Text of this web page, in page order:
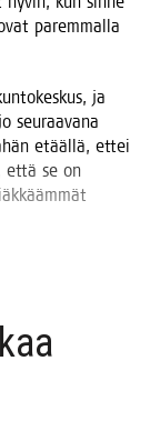
parem­mal­la
ja
seu­raa­va­na
etääl­lä, ettei
että se on